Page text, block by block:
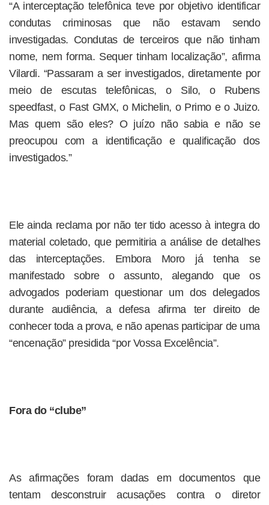
“A interceptação telefônica teve por objetivo identificar
condutas criminosas que não estavam sendo
investigadas. Condutas de terceiros que não tinham
nome, nem forma. Sequer tinham localização”, afirma
Vilardi. “Passaram a ser investigados, diretamente por
meio de escutas telefônicas, o Silo, o Rubens
speedfast, o Fast GMX, o Michelin, o Primo e o Juizo.
Mas quem são eles? O juízo não sabia e não se
preocupou com a identificação e qualificação dos
investigados.”
Ele ainda reclama por não ter tido acesso à integra do
material coletado, que permitiria a análise de detalhes
das interceptações. Embora Moro já tenha se
manifestado sobre o assunto, alegando que os
advogados poderiam questionar um dos delegados
durante audiência, a defesa afirma ter direito de
conhecer toda a prova, e não apenas participar de uma
“encenação” presidida “por Vossa Excelência”.
Fora do “clube”
As afirmações foram dadas em documentos que
tentam desconstruir acusações contra o diretor